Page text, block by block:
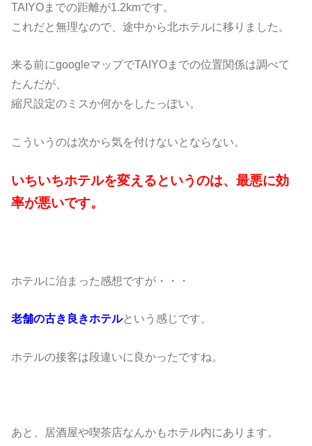
TAIYOまでの距離が1.2kmです。
これだと無理なので、途中から北ホテルに移りました。
来る前にgoogleマップでTAIYOまでの位置関係は調べて
たんだが、
縮尺設定のミスか何かをしたっぽい。
こういうのは次から気を付けないとならない。
いちいちホテルを変えるというのは、最悪に効
率が悪いです。
ホテルに泊まった感想ですが・・・
老舗の古き良きホテルという感じです。
ホテルの接客は段違いに良かったですね。
あと、居酒屋や喫茶店なんかもホテル内にあります。